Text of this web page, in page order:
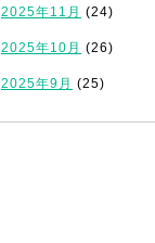
2025年11月 (24)
2025年10月 (26)
2025年9月 (25)